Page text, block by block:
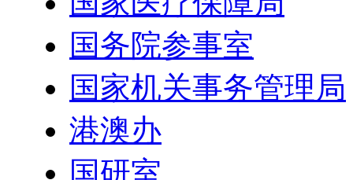
国务院参事室
国家机关事务管理局
港澳办
国研室